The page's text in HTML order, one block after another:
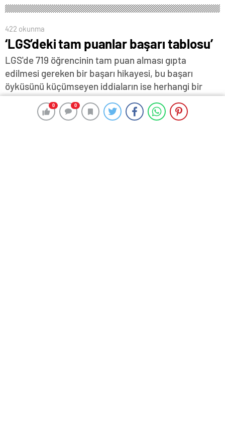
0 0
422 okunma
‘LGS’deki tam puanlar başarı tablosu’
LGS'de 719 öğrencinin tam puan alması gıpta
edilmesi gereken bir başarı hikayesi, bu başarı
öyküsünü küçümseyen iddiaların ise herhangi bir
temele dayanmayan dezenformasyon amaçlı
içerikler olduğu belirtildi…
0 0